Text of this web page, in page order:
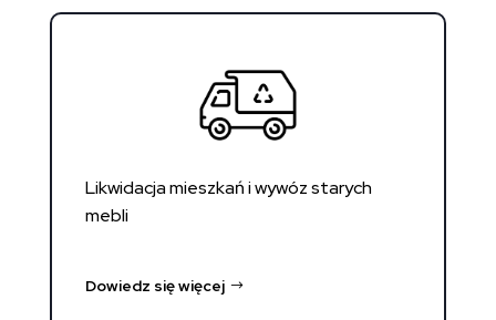
Likwidacja mieszkań i wywóz starych
mebli
Dowiedz się więcej